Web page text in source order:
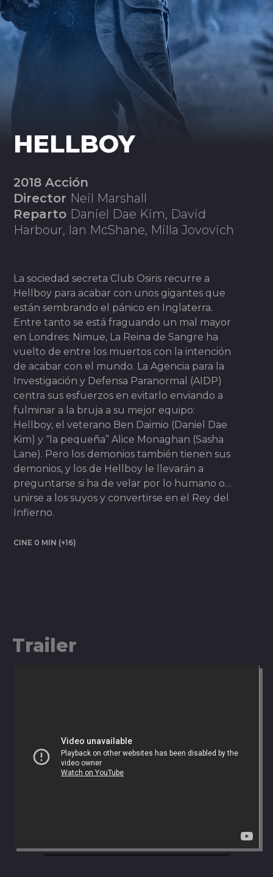
HELLBOY
2018 Acción
Director Neil Marshall
Reparto Daniel Dae Kim, David
Harbour, Ian McShane, Milla Jovovich
La sociedad secreta Club Osiris recurre a
Hellboy para acabar con unos gigantes que
están sembrando el pánico en Inglaterra.
Entre tanto se está fraguando un mal mayor
en Londres: Nimue, La Reina de Sangre ha
vuelto de entre los muertos con la intención
de acabar con el mundo. La Agencia para la
Investigación y Defensa Paranormal (AIDP)
centra sus esfuerzos en evitarlo enviando a
fulminar a la bruja a su mejor equipo:
Hellboy, el veterano Ben Daimio (Daniel Dae
Kim) y “la pequeña” Alice Monaghan (Sasha
Lane). Pero los demonios también tienen sus
demonios, y los de Hellboy le llevarán a
preguntarse si ha de velar por lo humano o…
unirse a los suyos y convertirse en el Rey del
Infierno.
CINE 0 MIN (+16)
Trailer